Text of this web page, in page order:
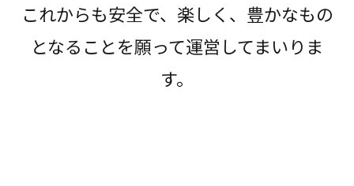
これからも安全で、楽しく、豊かなもの
となることを願って運営してまいりま
す。